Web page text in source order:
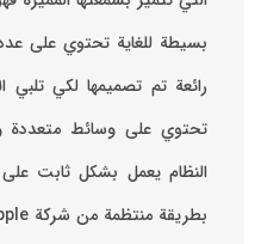
بسيطة للغاية تحتوي على
رائعة تم تصميمها لكي تلبي
تحتوي على وسائط متعددة
‏النظام يعمل بشكل ثابت على